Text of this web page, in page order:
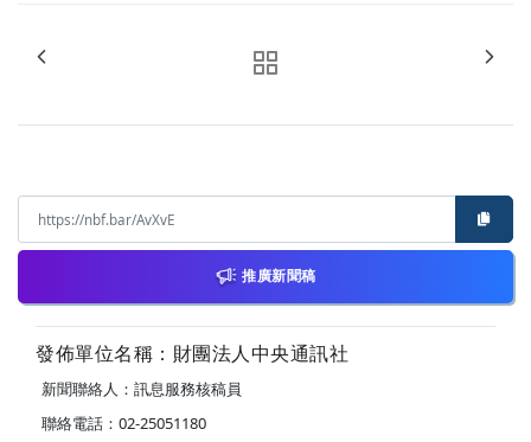
推廣新聞稿
發佈單位名稱：財團法人中央通訊社
新聞聯絡人：訊息服務核稿員
聯絡電話：02-25051180